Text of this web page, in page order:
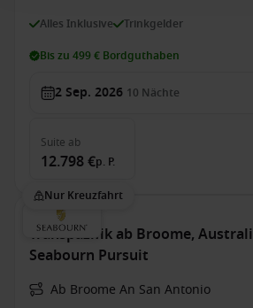
Alles Inklusive Trinkgelder
Bis zu 499 € Bordguthaben
2 Sep. 2026 10 Nächte
Suite ab
12.798 €p. P.
Nur Kreuzfahrt
Transpazifik ab Broome,
Seabourn Pursuit
Ab Broome An San Antonio